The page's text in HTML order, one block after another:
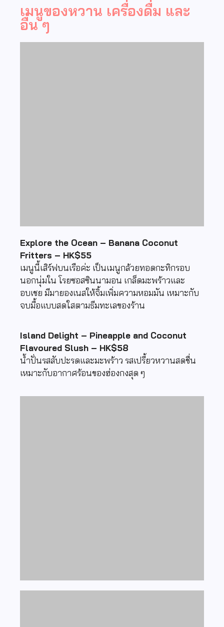
เมนูของหวาน เครื่องดื่ม และ
อื่น ๆ
Explore the Ocean – Banana Coconut
Fritters – HK$55
เมนูนี้เสิร์ฟบนเรือค่ะ เป็นเมนูกล้วยทอดกะทิกรอบ
นอกนุ่มใน โรยซอสซินนามอน เกล็ดมะพร้าวและ
อบเชย มีมายองเนสให้จิ้มเพิ่มความหอมมัน เหมาะกับ
จบมื้อแบบสดใสตามธีมทะเลของร้าน
Island Delight – Pineapple and Coconut
Flavoured Slush – HK$58
น้ำปั่นรสสับปะรดและมะพร้าว รสเปรี้ยวหวานสดชื่น
เหมาะกับอากาศร้อนของฮ่องกงสุด ๆ